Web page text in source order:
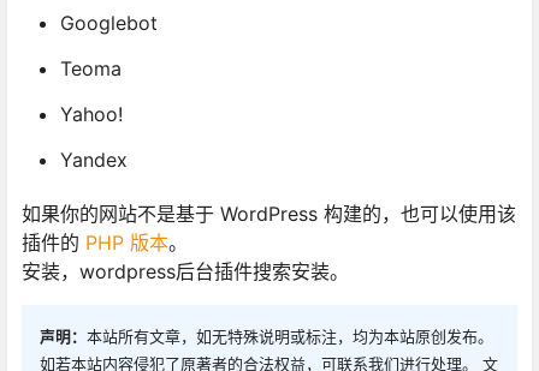
Googlebot
Teoma
Yahoo!
Yandex
如果你的网站不是基于 WordPress 构建的，也可以使用该
插件的 PHP 版本。
安装，wordpress后台插件搜索安装。
声明： 本站所有文章，如无特殊说明或标注，均为本站原创发布。
如若本站内容侵犯了原著者的合法权益，可联系我们进行处理。 文